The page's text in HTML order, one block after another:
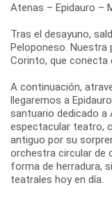
Atenas – Epidauro –
Tras el desayuno,
Peloponeso. Nuestra
Corinto, que conecta
A continuación,
llegaremos a
santuario dedicado a
espectacular teatro,
antiguo por su
orchestra circular de
forma de herradura,
teatrales hoy en día.